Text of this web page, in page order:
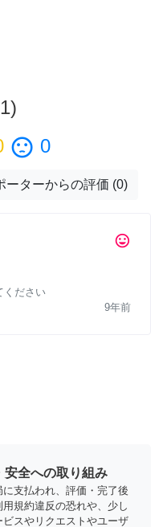
1)
sentiment_dissatisfied 0
ーターからの評価 (0)
tag_faces
ください
9年前
全への取り組み
支払われ、評価・完了後
規約違反の恐れや、少し
スやリクエストやユーザ